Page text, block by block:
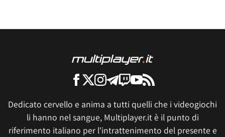
Dedicato cervello e anima a tutti quelli che i videogiochi
li hanno nel sangue, Multiplayer.it è il punto di
riferimento italiano per l'intrattenimento del presente e